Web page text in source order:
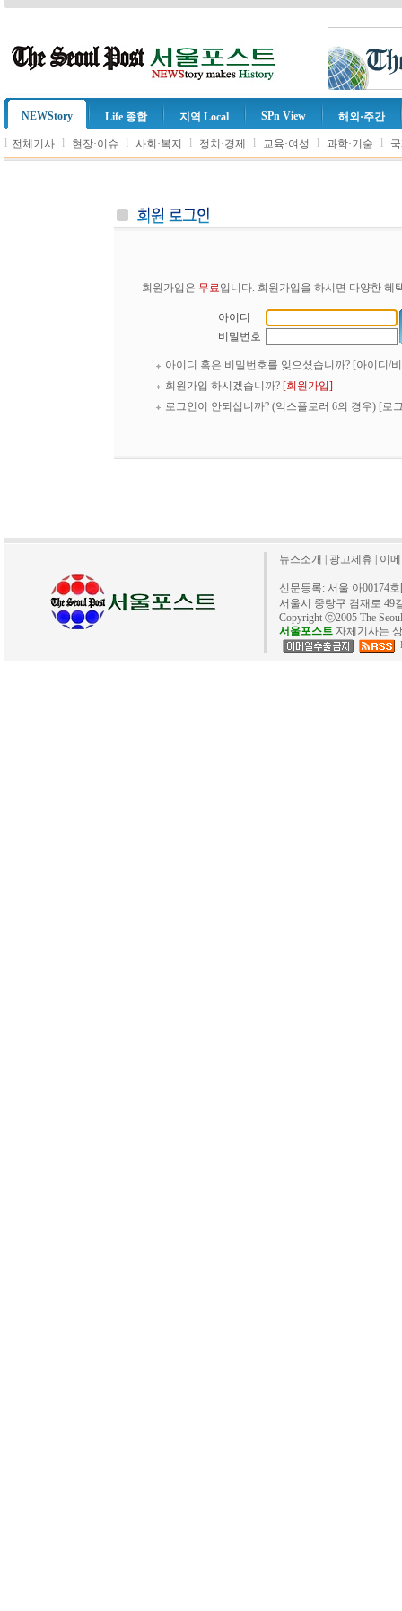
NEWStory Life 종합 지역 Local SPn View 해외·주간
l 전체기사 l 현장·이슈 l 사회·복지 l 정치·경제 l 교육·여성 l 과학·기술 l
회원가입은 무료입니다. 회원가입을 하시면 다양한 혜
아이디
비밀번호
아이디 혹은 비밀번호를 잊으셨습니까? [아이디/
회원가입 하시겠습니까? [회원가입]
로그인이 안되십니까? (익스플로러 6의 경우) [로
뉴스소개 광고제휴 이
신문등록: 서울 아00174
서울시 중랑구 겸재로 49
Copyright ⓒ2005 The
서울포스트 자체기사는